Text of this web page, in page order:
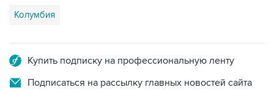
Колумбия
Купить подписку на профессиональную ленту
Подписаться на рассылку главных новостей сайта